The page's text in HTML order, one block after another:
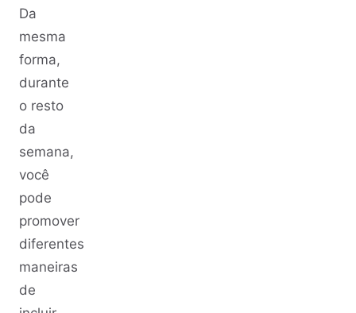
Da
mesma
forma,
durante
o resto
da
semana,
você
pode
promover
diferentes
maneiras
de